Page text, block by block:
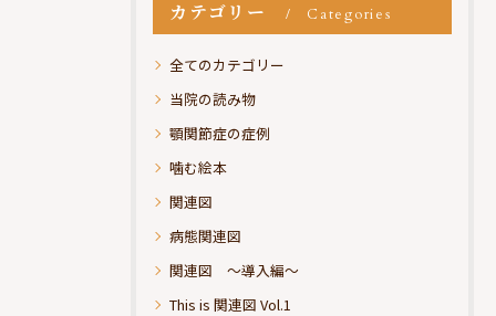
カテゴリー Categories
全てのカテゴリー
当院の読み物
顎関節症の症例
噛む絵本
関連図
病態関連図
関連図 ～導入編～
This is 関連図 Vol.1